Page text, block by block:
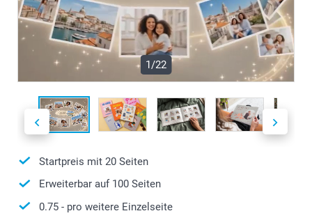
1/22
Startpreis mit 20 Seiten
Erweiterbar auf 100 Seiten
0.75 - pro weitere Einzelseite